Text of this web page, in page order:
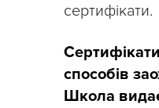
сертифікати.
способів
Школа